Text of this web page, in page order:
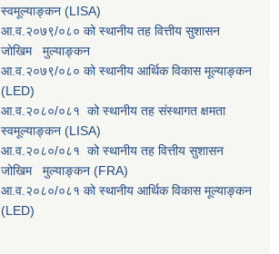
स्वमूल्याङ्कन (LISA)
आ.व.२०७९/०८० को स्थानीय तह वित्तीय सुशासन
जोखिम मुल्याङ्कन
आ.व.२०७९/०८० को स्थानीय आर्थिक विकास मूल्याङ्कन
(LED)
आ.व.२०८०/०८१ को स्थानीय तह संस्थागत क्षमता
स्वमूल्याङ्कन (LISA)
आ.व.२०८०/०८१ को स्थानीय तह वित्तीय सुशासन
जोखिम मुल्याङ्कन (FRA)
आ.व.२०८०/०८१ को स्थानीय आर्थिक विकास मूल्याङ्कन
(LED)